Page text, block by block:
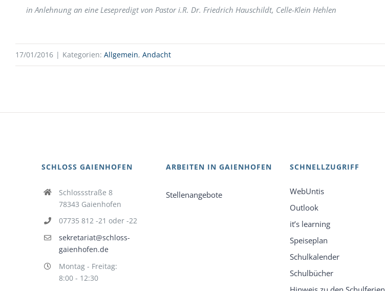
in Anlehnung an eine Lesepredigt von Pastor i.R. Dr. Friedrich Hauschildt, Celle-Klein Hehlen
17/01/2016 | Kategorien: Allgemein, Andacht
SCHLOSS GAIENHOFEN
Schlossstraße 8
78343 Gaienhofen
07735 812 -21 oder -22
sekretariat@schloss-
gaienhofen.de
Montag - Freitag:
8:00 - 12:30
ARBEITEN IN GAIENHOFEN
Stellenangebote
SCHNELLZUGRIFF
WebUntis
Outlook
it’s learning
Speiseplan
Schulkalender
Schulbücher